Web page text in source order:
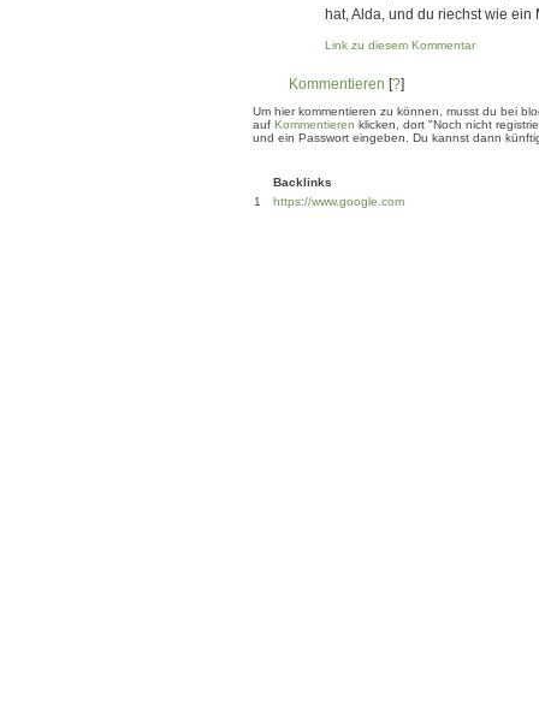
hat, Alda, und du riechst wie ein
Link zu diesem Kommentar
Kommentieren [?]
Um hier kommentieren zu können, musst du bei
auf Kommentieren klicken, dort "Noch nicht
und ein Passwort eingeben. Du kannst dann
Backlinks
1
https://www.google.com